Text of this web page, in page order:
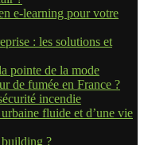
e-learning pour votre
: les solutions et
pointe de la mode
de fumée en France ?
incendie
fluide et d’une vie
building ?